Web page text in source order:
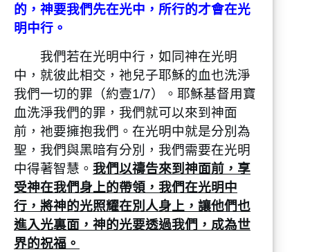
的，神要我們先在光中，所行的才會在光
明中行。
我們若在光明中行，如同神在光明
中，就彼此相交，祂兒子耶穌的血也洗淨
我們一切的罪（約壹1/7）。耶穌基督用寶
血洗淨我們的罪，我們就可以來到神面
前，祂要擁抱我們。在光明中就是分別為
聖，我們與黑暗有分別，我們需要在光明
中得著智慧。 我們以禱告來到神面前，享
受神在我們身上的帶領，我們在光明中
行，將神的光照耀在別人身上，讓他們也
進入光裏面，神的光要透過我們，成為世
界的祝福。